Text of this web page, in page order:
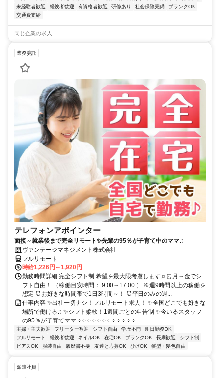
未経験者歓迎
経験者歓迎 有資格者歓迎 研修あり 社会保険完備
ブランクOK
交通費支給
同じ企業の求人
業務委託
テレフォンアポインター
面接～就業後まで完全リモート✨先輩の95％が子育て中のママ♫
ヴァンテージマネジメント株式会社
フルリモート
時給1,226円～1,920円
勤務時間詳細 完全シフト制 希望を最大限考慮します♫ ⏰月～金でシ
フト自由！ （稼働目安時間： 9:00～17:00 ） ※週9時間以上の稼働を
想定 ⏰お好きな時間帯で1日3時間～！ ⏰平日のみの週...
仕事内容 ✨出社一切ナシ！フルリモート求人！ ✨全国どこでも好きな
場所で働ける♫ ✨シフト柔軟！1週間ごとの申告制 ✨今いるスタッフ
の95％が子育てママ ༶ ༶ ༶ ༶ ༶ ༶ ༶ ༶ ༶ ༶ ༶ ༶...
主婦・主夫歓迎 フリーター歓迎 シフト自由 学歴不問
即日勤務OK
フルリモート
経験者歓迎 ネイルOK 在宅OK ブランクOK 長期歓迎
シフト制
ピアスOK
服装自由 履歴書不要 友達と応募OK ひげOK 髪型・髪色自由
派遣社員